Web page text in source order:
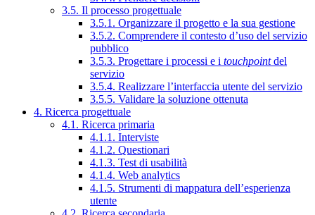
3.5. Il processo progettuale
3.5.1. Organizzare il progetto e la sua gestione
3.5.2. Comprendere il contesto d’uso del servizio
pubblico
3.5.3. Progettare i processi e i touchpointdel
servizio
3.5.4. Realizzare l’interfaccia utente del servizio
3.5.5. Validare la soluzione ottenuta
4. Ricerca progettuale
4.1. Ricerca primaria
4.1.1. Interviste
4.1.2. Questionari
4.1.3. Test di usabilità
4.1.4. Web analytics
4.1.5. Strumenti di mappatura dell’esperienza
utente